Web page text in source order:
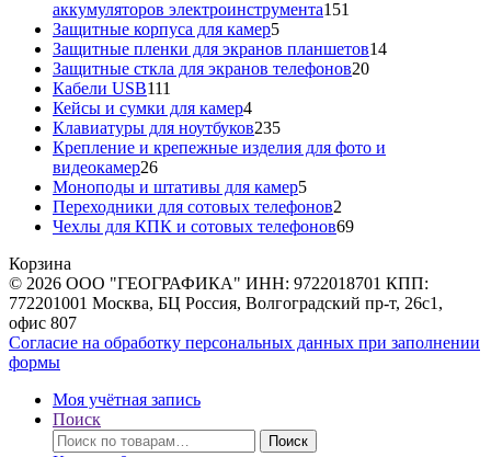
аккумуляторов электроинструмента151
Защитные корпуса для камер55
товаров
Защитные пленки для экранов планшетов1414
Защитные сткла для экранов телефонов2020
Кабели USB111
товаров
Кейсы и сумки для камер44
товара
Клавиатуры для ноутбуков235235
товаров
Крепление и крепежные изделия для фото и
видеокамер2626
товаров
Моноподы и штативы для камер55
товаров
Переходники для сотовых телефонов2
товара
Чехлы для КПК и сотовых телефонов6969
Корзина
© 2026 ООО "ГЕОГРАФИКА" ИНН: 9722018701 КПП:
772201001 Москва, БЦ Россия, Волгоградский пр-т, 26с1,
офис 807
Согласие на обработку персональных данных при заполнении
формы
Моя учётная запись
Поиск
Искать:
Поиск